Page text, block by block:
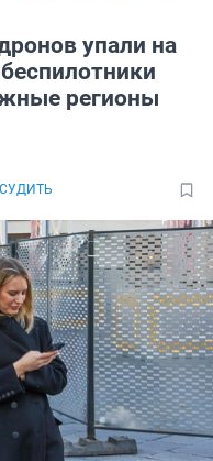
упали на
регионы